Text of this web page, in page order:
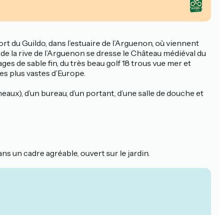
du Guildo, dans l’estuaire de l’Arguenon, où viennent
la rive de l’Arguenon se dresse le Château médiéval du
de sable fin, du très beau golf 18 trous vue mer et
plus vastes d’Europe.
d’un bureau, d’un portant, d’une salle de douche et
un cadre agréable, ouvert sur le jardin.